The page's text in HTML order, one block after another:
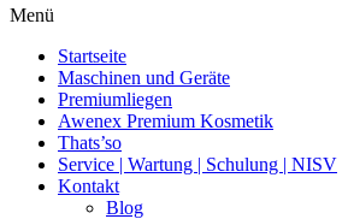
Menü
Startseite
Maschinen und Geräte
Premiumliegen
Awenex Premium Kosmetik
Thats’so
Service | Wartung | Schulung | NISV
Kontakt
Blog